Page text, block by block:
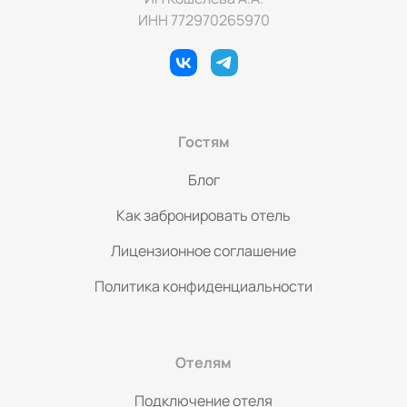
проживания за каждого питомца. Заселение с 16:00,
множество активностей: горнолыжный курорт
“Сорочаны”, спортивно-развлекательные комплексы,
ИНН 772970265970
Гостям
Блог
Как забронировать отель
Лицензионное соглашение
Политика конфиденциальности
Отелям
Подключение отеля